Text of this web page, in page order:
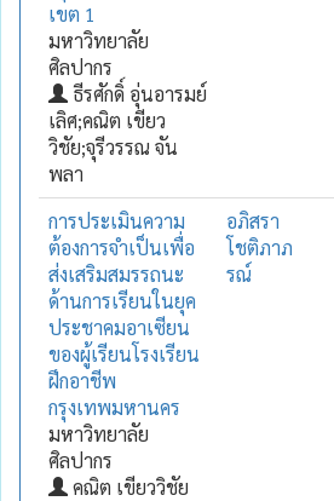
เขต 1
มหาวิทยาลัย
ศิลปากร
ธีรศักดิ์ อุ่นอารมย์
เลิศ;คณิต เขียว
วิชัย;จุรีวรรณ จัน
พลา
การประเมินความ
ต้องการจำเป็นเพื่อ
ส่งเสริมสมรรถนะ
ด้านการเรียนในยุค
ประชาคมอาเซียน
ของผู้เรียนโรงเรียน
ฝึกอาชีพ
กรุงเทพมหานคร
มหาวิทยาลัย
ศิลปากร
คณิต เขียววิชัย
อภิสรา
โชติภาภ
รณ์